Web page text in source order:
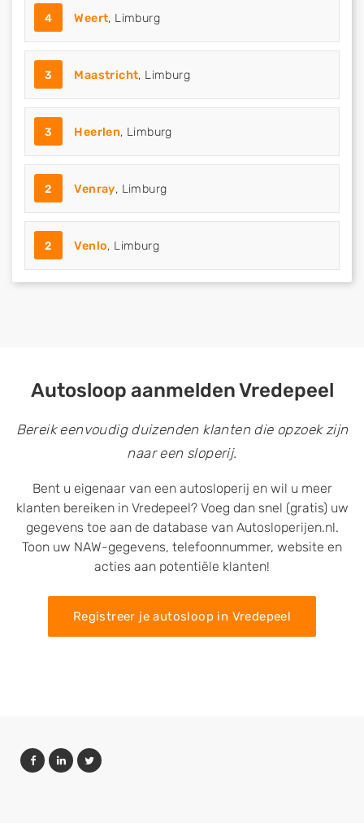
4 Weert, Limburg
3 Maastricht, Limburg
3 Heerlen, Limburg
2 Venray, Limburg
2 Venlo, Limburg
Autosloop aanmelden Vredepeel
Bereik eenvoudig duizenden klanten die opzoek zijn
naar een sloperij.
Bent u eigenaar van een autosloperij en wil u meer
klanten bereiken in Vredepeel? Voeg dan snel (gratis) uw
gegevens toe aan de database van Autosloperijen.nl.
Toon uw NAW-gegevens, telefoonnummer, website en
acties aan potentiële klanten!
Registreer je autosloop in Vredepeel